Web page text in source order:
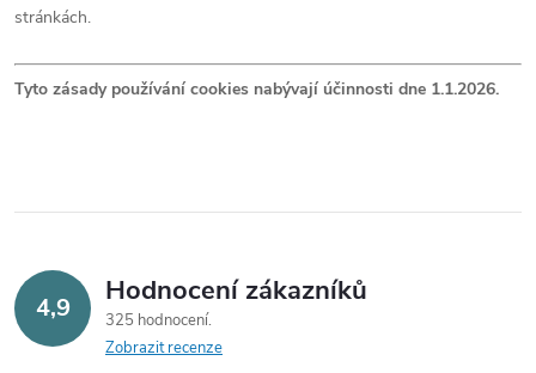
stránkách.
Tyto zásady používání cookies nabývají účinnosti dne 1.1.2026.
4,9 Hodnocení zákazníků
325 hodnocení
Zobrazit recenze